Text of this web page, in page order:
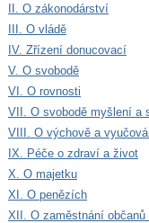
II. O zákonodárství
III. O vládě
IV. Zřízení donucovací
V. O svobodě
VI. O rovnosti
VII. O svobodě myšlení a
VIII. O výchově a
IX. Péče o zdraví a život
X. O majetku
XI. O penězích
XII. O zaměstnání